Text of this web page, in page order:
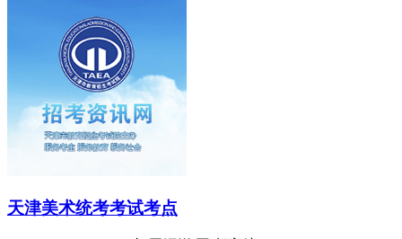
天津美术统考考试考点